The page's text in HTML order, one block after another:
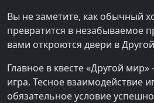
Вы не заметите, как обычный
превратится в незабываемое
вами откроются двери в
Главное в квесте «Другой
игра. Тесное взаимодействие
обязательное условие